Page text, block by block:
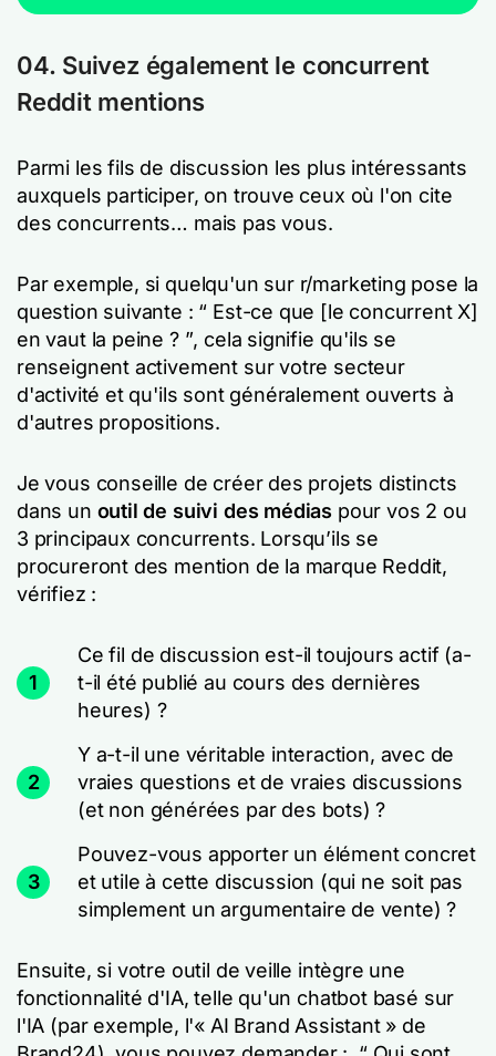
04. Suivez également le concurrent
Reddit mentions
Parmi les fils de discussion les plus intéressants
auxquels participer, on trouve ceux où l'on cite
des concurrents… mais pas vous.
Par exemple, si quelqu'un sur r/marketing pose la
question suivante : “ Est-ce que [le concurrent X]
en vaut la peine ? ”, cela signifie qu'ils se
renseignent activement sur votre secteur
d'activité et qu'ils sont généralement ouverts à
d'autres propositions.
Je vous conseille de créer des projets distincts
dans un outil de suivi des médias pour vos 2 ou
3 principaux concurrents. Lorsqu’ils se
procureront des mention de la marque Reddit,
vérifiez :
1
Ce fil de discussion est-il toujours actif (a-
t-il été publié au cours des dernières
heures) ?
2
Y a-t-il une véritable interaction, avec de
vraies questions et de vraies discussions
(et non générées par des bots) ?
3
Pouvez-vous apporter un élément concret
et utile à cette discussion (qui ne soit pas
simplement un argumentaire de vente) ?
Ensuite, si votre outil de veille intègre une
fonctionnalité d'IA, telle qu'un chatbot basé sur
l'IA (par exemple, l'« AI Brand Assistant » de